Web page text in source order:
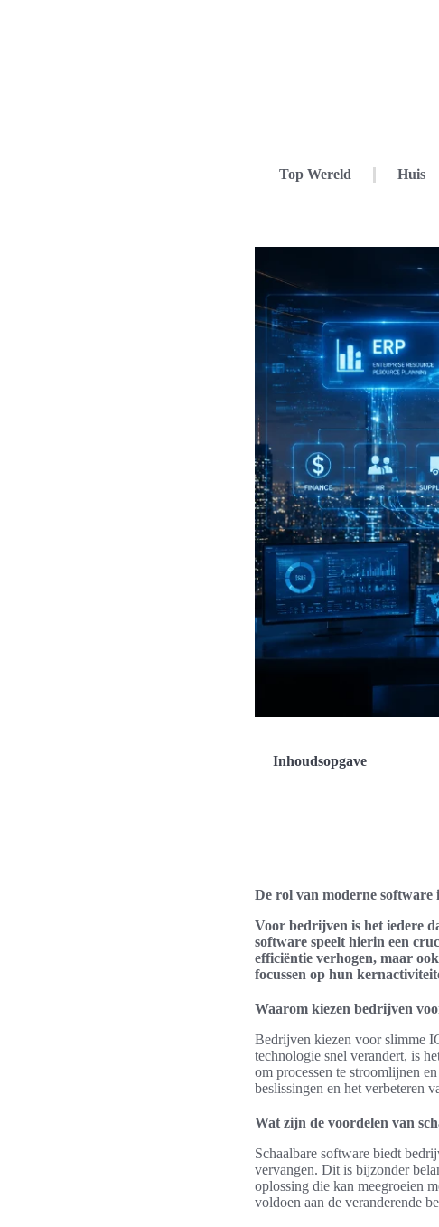
Top Wereld Huis
Inhoudsopgave
De rol van moderne
Voor bedrijven is het iedere
software speelt hierin een
efficiëntie verhogen, maar
focussen op hun
Waarom kiezen bedrijven
Bedrijven kiezen voor slimme
technologie snel verandert, is
om processen te stroomlijnen
beslissingen en het verbeteren
Wat zijn de voordelen van
Schaalbare software biedt
vervangen. Dit is bijzonder
oplossing die kan meegroeien
voldoen aan de veranderende